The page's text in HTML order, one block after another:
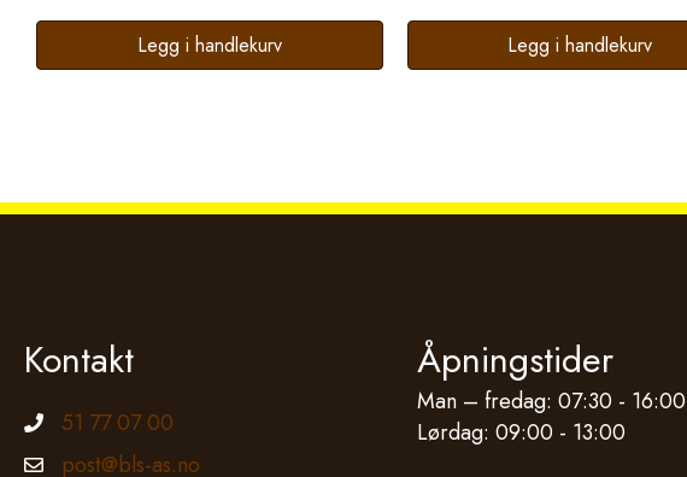
Legg i handlekurv Legg i handlekurv
Kontakt
Telefonnummer
51 77 07 00
Epostadresse
post@bls-as.no
Åpningstider
Man – fredag: 07:30 - 16:00
Lørdag: 09:00 - 13:00